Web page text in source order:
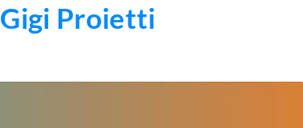
Gigi Proietti